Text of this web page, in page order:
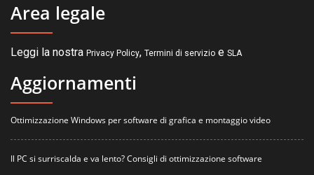
Area legale
Leggi la nostra Privacy Policy, Termini di servizio e SLA
Aggiornamenti
Ottimizzazione Windows per software di grafica e montaggio video
Il PC si surriscalda e va lento? Consigli di ottimizzazione software